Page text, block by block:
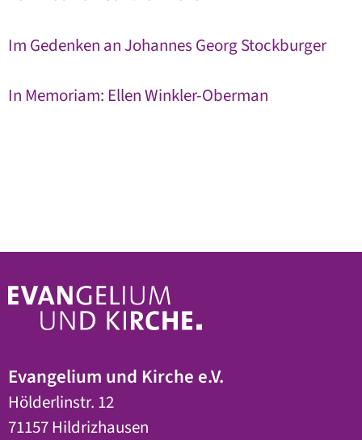
Im Gedenken an Johannes Georg Stockburger
In Memoriam: Ellen Winkler-Oberman
Evangelium und Kirche e.V.
Hölderlinstr. 12
71157 Hildrizhausen